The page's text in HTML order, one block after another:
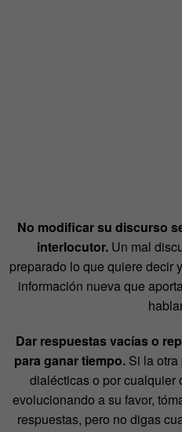
No modificar su discurso
interlocutor. Un mal
preparado lo que quiere decir
información nueva que
Dar respuestas vacías o
para ganar tiempo.Si la otra
dialécticas o por cualquier
evolucionando a su favor,
respuestas, pero no digas